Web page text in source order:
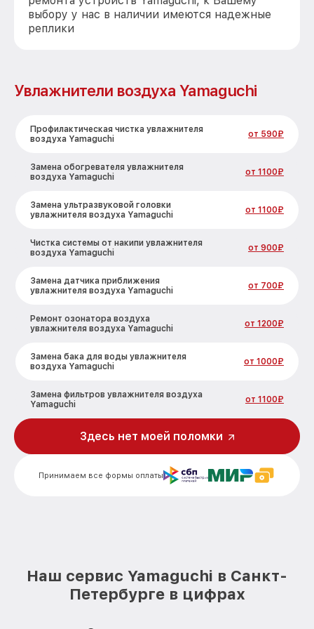
выбору у нас в наличии имеются надежные
реплики
Увлажнители воздуха Yamaguchi
Профилактическая чистка увлажнителя
воздуха Yamaguchi
от 590₽
Замена обогревателя увлажнителя
воздуха Yamaguchi
от 1100₽
Замена ультразвуковой головки
увлажнителя воздуха Yamaguchi
от 1100₽
Чистка системы от накипи увлажнителя
воздуха Yamaguchi
от 900₽
Замена датчика приближения
увлажнителя воздуха Yamaguchi
от 700₽
Ремонт озонатора воздуха
увлажнителя воздуха Yamaguchi
от 1200₽
Замена бака для воды увлажнителя
воздуха Yamaguchi
от 1000₽
Замена фильтров увлажнителя воздуха
Yamaguchi
от 1100₽
Ремонт вентилятора увлажнителя
воздуха Yamaguchi
Ремонт испарителя увлажнителя
воздуха Yamaguchi
от 1200₽
Декальцинация увлажнителя воздуха
Yamaguchi
Принимаем все формы оплаты
Здесь нет моей поломки
Наш сервис Yamaguchi в Санкт-
Петербурге в цифрах